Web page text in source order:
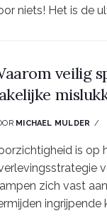
niets! Het is de
veilig
MICHAEL MULDER
is op
zich vast
ingrijpende